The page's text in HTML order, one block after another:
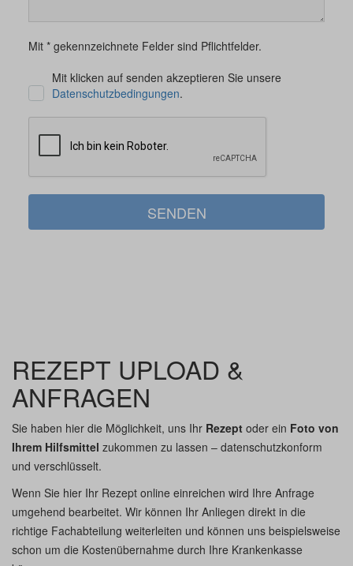
Mit * gekennzeichnete Felder sind Pflichtfelder.
Mit klicken auf senden akzeptieren Sie unsere
Datenschutzbedingungen.
REZEPT UPLOAD &
ANFRAGEN
Sie haben hier die Möglichkeit, uns Ihr Rezept oder ein Foto von
Ihrem Hilfsmittel zukommen zu lassen – datenschutzkonform
und verschlüsselt.
Wenn Sie hier Ihr Rezept online einreichen wird Ihre Anfrage
umgehend bearbeitet. Wir können Ihr Anliegen direkt in die
richtige Fachabteilung weiterleiten und können uns beispielsweise
schon um die Kostenübernahme durch Ihre Krankenkasse